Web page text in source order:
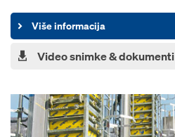
Više informacija
Video snimke & dokumenti